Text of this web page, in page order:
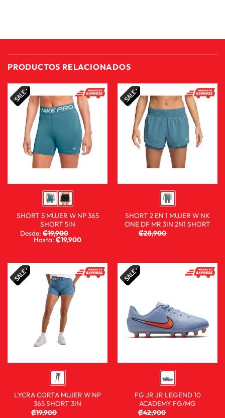
PRODUCTOS RELACIONADOS
SHORT 5 MUJER W NP 365
SHORT 5IN
Desde: ₡19,900
Hasta: ₡19,900
SHORT 2 EN 1 MUJER W NK
ONE DF MR 3IN 2N1 SHORT
₡28,900
LYCRA CORTA MUJER W NP
365 SHORT 3IN
₡19,900
FG JR JR LEGEND 10
ACADEMY FG/MG
₡42,900